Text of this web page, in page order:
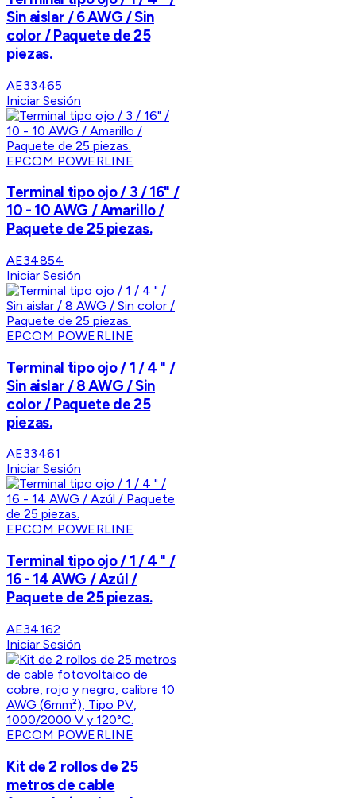
Sin aislar / 6 AWG / Sin
color / Paquete de 25
piezas.
AE33465
Iniciar Sesión
EPCOM POWERLINE
Terminal tipo ojo / 3 / 16" /
10 - 10 AWG / Amarillo /
Paquete de 25 piezas.
AE34854
Iniciar Sesión
EPCOM POWERLINE
Terminal tipo ojo / 1 / 4 " /
Sin aislar / 8 AWG / Sin
color / Paquete de 25
piezas.
AE33461
Iniciar Sesión
EPCOM POWERLINE
Terminal tipo ojo / 1 / 4 " /
16 - 14 AWG / Azúl /
Paquete de 25 piezas.
AE34162
Iniciar Sesión
EPCOM POWERLINE
Kit de 2 rollos de 25
metros de cable